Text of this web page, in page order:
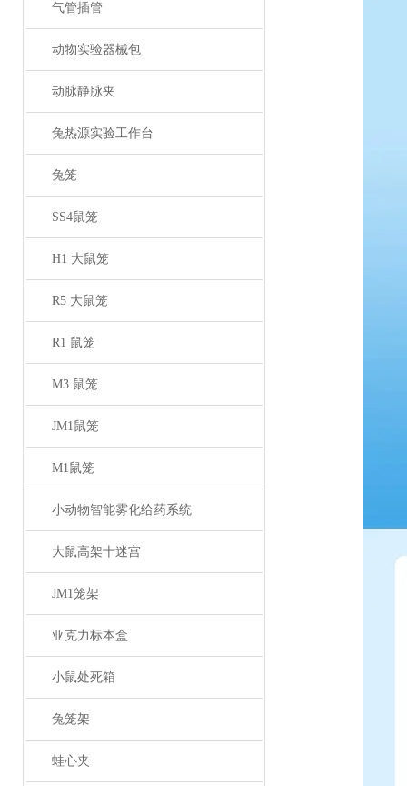
气管插管
动物实验器械包
动脉静脉夹
兔热源实验工作台
兔笼
SS4鼠笼
H1 大鼠笼
R5 大鼠笼
R1 鼠笼
M3 鼠笼
JM1鼠笼
M1鼠笼
小动物智能雾化给药系统
大鼠高架十迷宫
JM1笼架
亚克力标本盒
小鼠处死箱
兔笼架
蛙心夹